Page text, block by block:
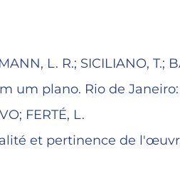
L. R.; SICILIANO, T.;
um plano. Rio de Janeiro:
FERTÉ, L.
et pertinence de